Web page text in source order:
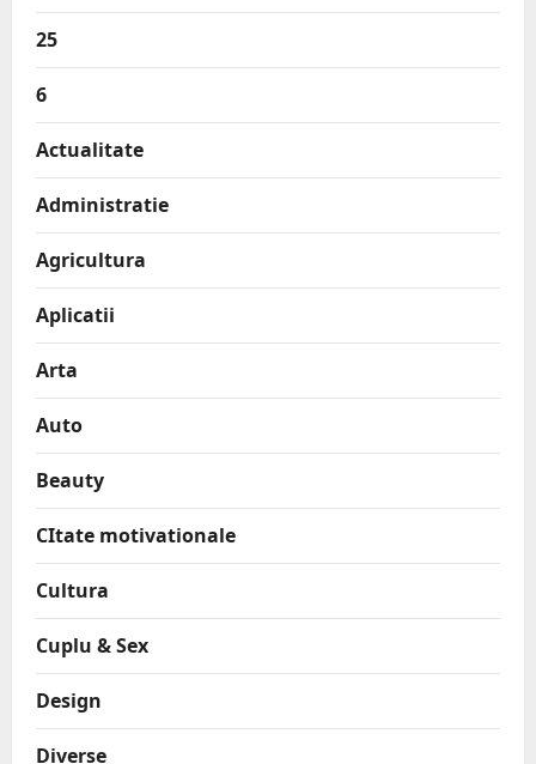
25
6
Actualitate
Administratie
Agricultura
Aplicatii
Arta
Auto
Beauty
CItate motivationale
Cultura
Cuplu & Sex
Design
Diverse